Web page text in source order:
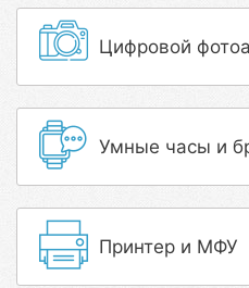
Цифровой
Умные часы и
Принтер и МФУ